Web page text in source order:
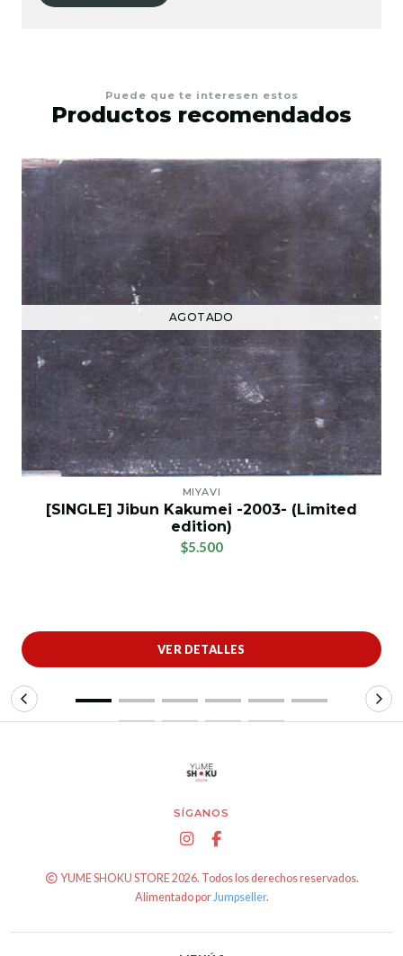
Puede que te interesen estos
Productos recomendados
AGOTADO
MIYAVI
[SINGLE] Jibun Kakumei -2003- (Limited
edition)
$5.500
VER DETALLES
SÍGANOS
YUME SHOKU STORE 2026. Todos los derechos reservados.
Alimentado porJumpseller.